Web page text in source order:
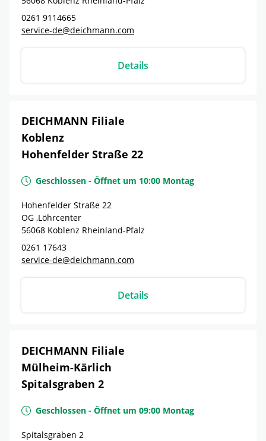
0261 9114665
service-de@deichmann.com
Details
DEICHMANN Filiale
Koblenz
Hohenfelder Straße 22
Geschlossen - Öffnet um 10:00 Montag
Hohenfelder Straße 22
OG ,Löhrcenter
56068 Koblenz Rheinland-Pfalz
0261 17643
service-de@deichmann.com
Details
DEICHMANN Filiale
Mülheim-Kärlich
Spitalsgraben 2
Geschlossen - Öffnet um 09:00 Montag
Spitalsgraben 2